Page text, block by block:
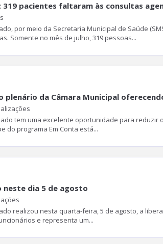
pacientes faltaram às consultas
por meio da Secretaria Municipal de Saúde
Somente no mês de julho, 319 pessoas...
plenário da Câmara Municipal
tem uma excelente oportunidade para
do programa Em Conta está...
neste dia 5 de agosto
realizou nesta quarta-feira, 5 de agosto, a
e representa um...